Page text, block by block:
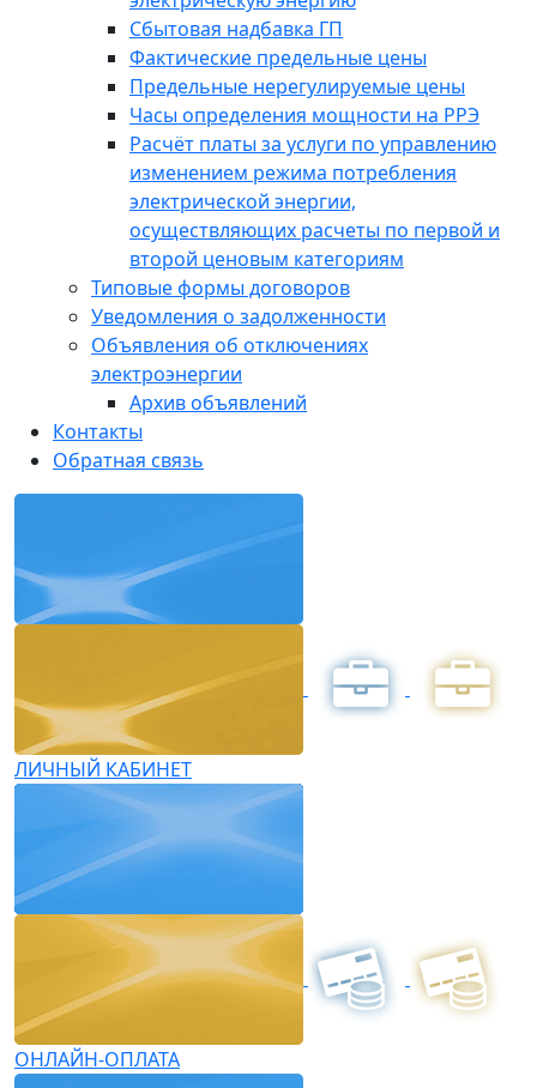
Сбытовая надбавка ГП
Фактические предельные цены
Предельные нерегулируемые цены
Часы определения мощности на РРЭ
Расчёт платы за услуги по управлению
изменением режима потребления
электрической энергии,
осуществляющих расчеты по первой и
второй ценовым категориям
Типовые формы договоров
Уведомления о задолженности
Объявления об отключениях
электроэнергии
Архив объявлений
Контакты
Обратная связь
ЛИЧНЫЙ КАБИНЕТ
ОНЛАЙН-ОПЛАТА